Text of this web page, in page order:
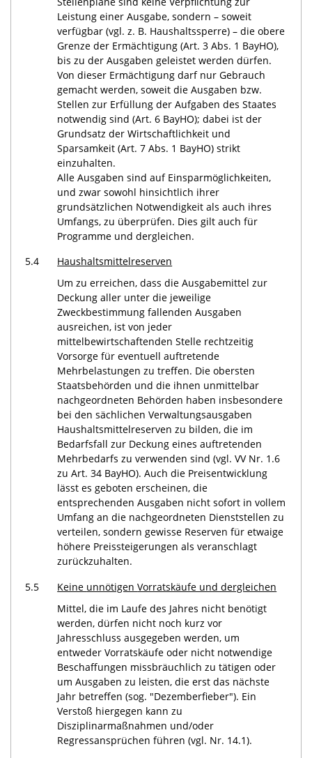
Leistung einer Ausgabe, sondern – soweit
verfügbar (vgl. z. B. Haushaltssperre) – die obere
Grenze der Ermächtigung (Art. 3 Abs. 1 BayHO),
bis zu der Ausgaben geleistet werden dürfen.
Von dieser Ermächtigung darf nur Gebrauch
gemacht werden, soweit die Ausgaben bzw.
Stellen zur Erfüllung der Aufgaben des Staates
notwendig sind (Art. 6 BayHO); dabei ist der
Grundsatz der Wirtschaftlichkeit und
Sparsamkeit (Art. 7 Abs. 1 BayHO) strikt
einzuhalten.
Alle Ausgaben sind auf Einsparmöglichkeiten,
und zwar sowohl hinsichtlich ihrer
grundsätzlichen Notwendigkeit als auch ihres
Umfangs, zu überprüfen. Dies gilt auch für
Programme und dergleichen.
5.4
Haushaltsmittelreserven
Um zu erreichen, dass die Ausgabemittel zur
Deckung aller unter die jeweilige
Zweckbestimmung fallenden Ausgaben
ausreichen, ist von jeder
mittelbewirtschaftenden Stelle rechtzeitig
Vorsorge für eventuell auftretende
Mehrbelastungen zu treffen. Die obersten
Staatsbehörden und die ihnen unmittelbar
nachgeordneten Behörden haben insbesondere
bei den sächlichen Verwaltungsausgaben
Haushaltsmittelreserven zu bilden, die im
Bedarfsfall zur Deckung eines auftretenden
Mehrbedarfs zu verwenden sind (vgl. VV Nr. 1.6
zu Art. 34 BayHO). Auch die Preisentwicklung
lässt es geboten erscheinen, die
entsprechenden Ausgaben nicht sofort in vollem
Umfang an die nachgeordneten Dienststellen zu
verteilen, sondern gewisse Reserven für etwaige
höhere Preissteigerungen als veranschlagt
zurückzuhalten.
5.5
Keine unnötigenVorratskäufe und dergleichen
Mittel, die im Laufe des Jahres nicht benötigt
werden, dürfen nicht noch kurz vor
Jahresschluss ausgegeben werden, um
entweder Vorratskäufe oder nicht notwendige
Beschaffungen missbräuchlich zu tätigen oder
um Ausgaben zu leisten, die erst das nächste
Jahr betreffen (sog. "Dezemberfieber"). Ein
Verstoß hiergegen kann zu
Disziplinarmaßnahmen und/oder
Regressansprüchen führen (vgl. Nr. 14.1).